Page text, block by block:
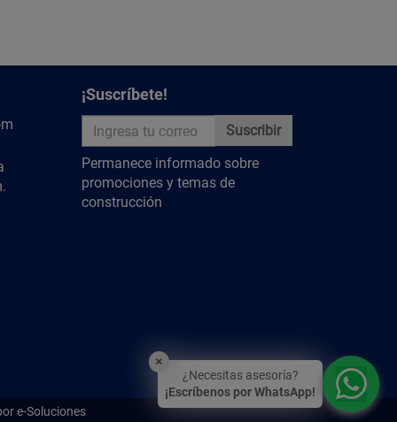
¡Suscríbete!
Suscribir
Permanece informado sobre
promociones y temas de
construcción
e-Soluciones
×
¿Necesitas asesoría?
¡Escríbenos por WhatsApp!